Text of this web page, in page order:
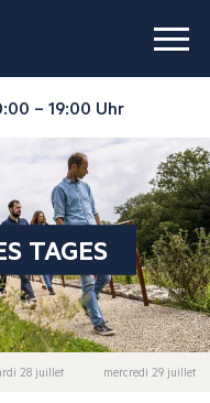
– 19:00 Uhr
TAGES
28 juillet mercredi 29 juillet